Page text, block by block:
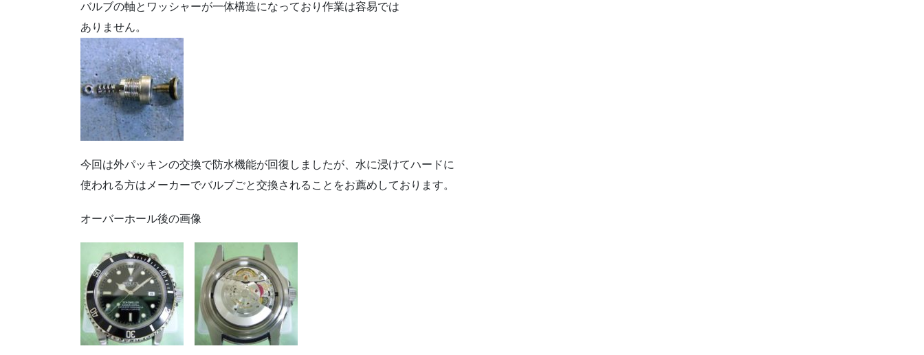
バルブの軸とワッシャーが一体構造になっており作業は容易では
ありません。
今回は外パッキンの交換で防水機能が回復しましたが、水に浸けてハードに
使われる方はメーカーでバルブごと交換されることをお薦めしております。
オーバーホール後の画像